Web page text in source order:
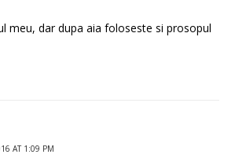
meu, dar dupa aia foloseste si prosopul
AT 1:09 PM